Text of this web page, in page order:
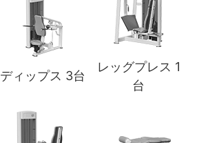
ディップス 3台
レッグプレス 1
台